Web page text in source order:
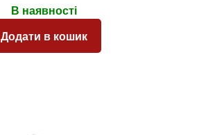
В наявності
Додати в кошик